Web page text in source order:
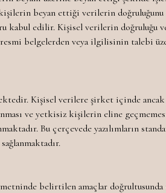
beyan ettiği verilerin doğruluğunu
kabul edilir. Kişisel verilerin
belgelerden veya ilgilisinin talebi
Kişisel verilere şirket içinde
ve yetkisiz kişilerin eline
Bu çerçevede yazılımların
belirtilen amaçlar